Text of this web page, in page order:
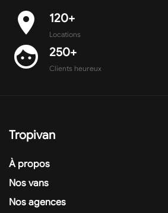
place 120+
Locations
face 250+
Clients heureux
Tropivan
À propos
Nos vans
Nos agences